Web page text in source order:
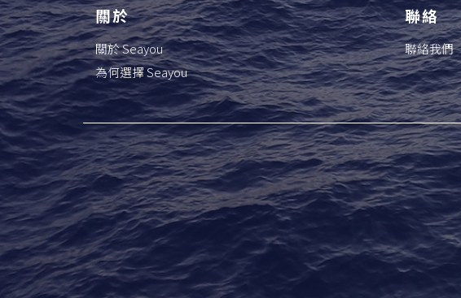
關於
關於 Seayou
為何選擇 Seayou
聯絡
聯絡我們